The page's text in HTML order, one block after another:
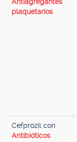
plaquetarios
Cefprozil con
Antibióticos